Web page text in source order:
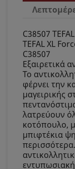
C38507
TEFAL XL
C38507
Εξαιρετικά
Το
φέρνει την
μαγειρικής
λατρεύουν
κοτόπουλο,
μπιφτέκια